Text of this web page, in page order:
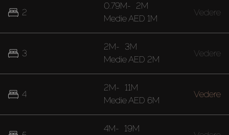
2
3
4
0.79M- 2M
MedieAED 1M
Vedere
2M- 3M
MedieAED 2M
Vedere
2M- 11M
MedieAED 6M
Vedere
4M- 19M